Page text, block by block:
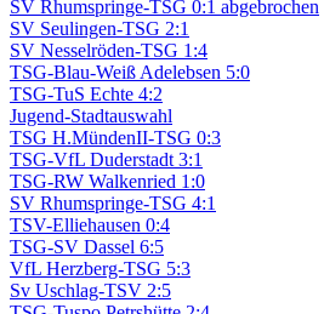
SV Rhumspringe-TSG 0:1 abgebrochen
SV Seulingen-TSG 2:1
SV Nesselröden-TSG 1:4
TSG-Blau-Weiß Adelebsen 5:0
TSG-TuS Echte 4:2
Jugend-Stadtauswahl
TSG H.MündenII-TSG 0:3
TSG-VfL Duderstadt 3:1
TSG-RW Walkenried 1:0
SV Rhumspringe-TSG 4:1
TSV-Elliehausen 0:4
TSG-SV Dassel 6:5
VfL Herzberg-TSG 5:3
Sv Uschlag-TSV 2:5